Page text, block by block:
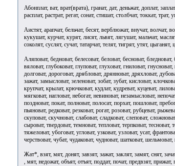
Абонплат, ват, врат(врата), гранат, дат, деньжат, доплат,
расплат, растрат, регат, сонат, стишат, столбчат, токкат, трат,
Аистят, арапчат, бельчат, бесят, верблюжат, внучат, волчат,
кукушат, курчат, курят, лисят, львят, лягушат, мальчат,
соколят, суслят, сучат, татарчат, телят, тигрят, утят,
Аляповат, бедноват, белесоват, беловат, бесноват,
вяловат, глубоковат, глуповат, глуховат, гниловат,
долговат, дороговат, дрябловат, дрянноват, дряхловат,
зажат, замысловат, зеленоват, зобат, зубат, кисловат,
крупчат, крылат, крючковат, кудлат, кудреват, куцеват,
мягковат, нагловат, небогат, невиноват, незамысловат,
поздноват, покат, полноват, полосат, порхат, пошловат,
пьяноват, редковат, резковат, рогат, розоват, рубцеват,
скуповат, скучноват, слабоват, сладковат, слеповат,
сыроват, твердоват, темноват, тепловат, терпковат,
тяжеловат, убоговат, угловат, узковат, узловат, усат,
черствоват, чубат, чудаковат, чудноват, шатковат,
Жат*, взят, мят, донят, завзят, зажат, заклят, замят, снят,
, мят, недожат, объят, отъят, поддат, почат, предвзят,